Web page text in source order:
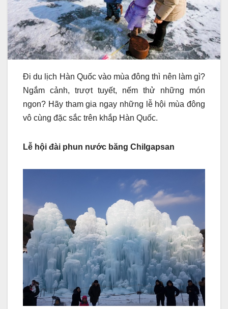
Đi du lịch Hàn Quốc vào mùa đông thì nên làm gì?
Ngắm cảnh, trượt tuyết, nếm thử những món
ngon? Hãy tham gia ngay những lễ hội mùa đông
vô cùng đặc sắc trên khắp Hàn Quốc.
Lễ hội đài phun nước băng Chilgapsan